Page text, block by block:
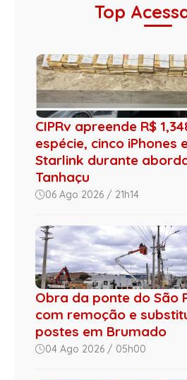
Top
CIPRv apreende R$
espécie, cinco iPhones
Starlink durante
Tanhaçu
06 Ago 2026 / 21h14
Obra da ponte do São
com remoção e
postes em Brumado
04 Ago 2026 / 05h00